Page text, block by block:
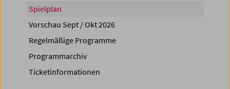
Spielplan
Vorschau Sept / Okt 2026
Regelmäßige Programme
Programmarchiv
Ticketinformationen